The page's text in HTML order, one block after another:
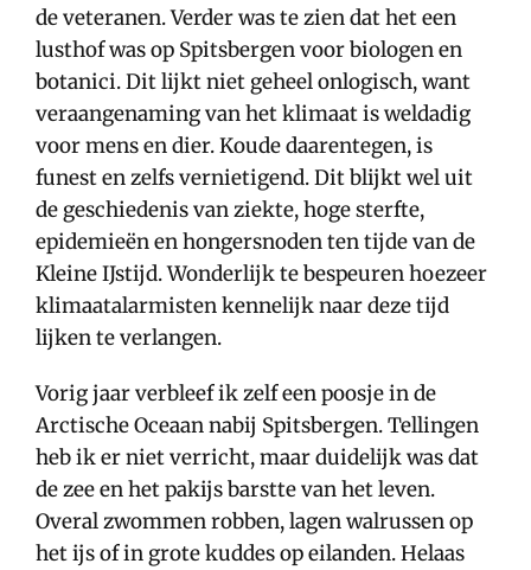
de veteranen. Verder was te zien dat het een
lusthof was op Spitsbergen voor biologen en
botanici. Dit lijkt niet geheel onlogisch, want
veraangenaming van het klimaat is weldadig
voor mens en dier. Koude daarentegen, is
funest en zelfs vernietigend. Dit blijkt wel uit
de geschiedenis van ziekte, hoge sterfte,
epidemieën en hongersnoden ten tijde van de
Kleine IJstijd. Wonderlijk te bespeuren hoezeer
klimaatalarmisten kennelijk naar deze tijd
lijken te verlangen.
Vorig jaar verbleef ik zelf een poosje in de
Arctische Oceaan nabij Spitsbergen. Tellingen
heb ik er niet verricht, maar duidelijk was dat
de zee en het pakijs barstte van het leven.
Overal zwommen robben, lagen walrussen op
het ijs of in grote kuddes op eilanden. Helaas